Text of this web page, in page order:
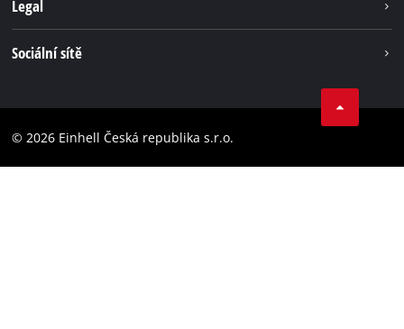
Systém akumulátorů
Legal
Prohlášení o přístupnosti
Sociální sítě
Instagram
© 2026 Einhell Česká republika s.r.o.